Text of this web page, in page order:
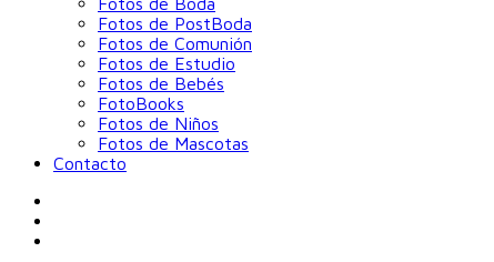
Fotos de PostBoda
Fotos de Comunión
Fotos de Estudio
Fotos de Bebés
FotoBooks
Fotos de Niños
Fotos de Mascotas
Contacto